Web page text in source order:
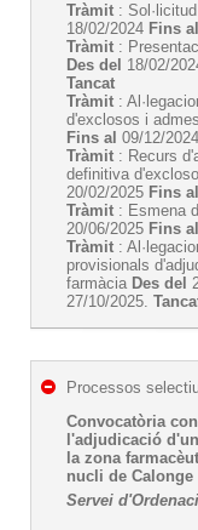
Tràmit :
18/02/2024 Fins al
Tràmit :
Des del 18/02/
Tancat
Tràmit :
d'exclosos i
Fins al 09/12/
Tràmit : Recurs
definitiva
20/02/2025 Fins al
Tràmit : Esmena
20/06/2025 Fins al
Tràmit :
provisionals
farmàcia Des del
27/10/2025.
Processos
Convocatòria
l'adjudicació
la zona
nucli de Calonge
Servei